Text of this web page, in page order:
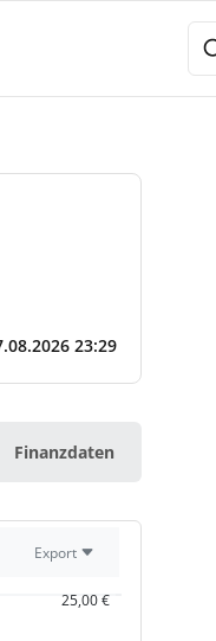
23:29
Finanzdaten
Export
25,00 €